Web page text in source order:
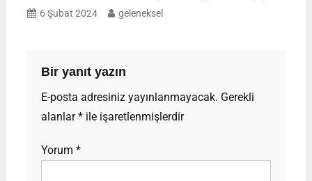
6 Şubat 2024 geleneksel
Bir yanıt yazın
E-posta adresiniz yayınlanmayacak. Gerekli
alanlar*ile işaretlenmişlerdir
Yorum *